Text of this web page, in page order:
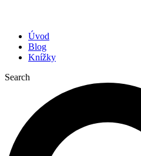
Úvod
Blog
Knížky
Search